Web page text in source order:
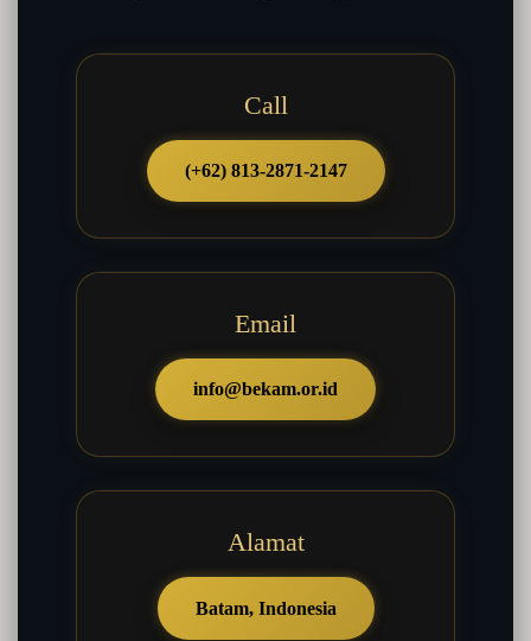
Call
(+62) 813-2871-2147
Email
info@bekam.or.id
Alamat
Batam, Indonesia